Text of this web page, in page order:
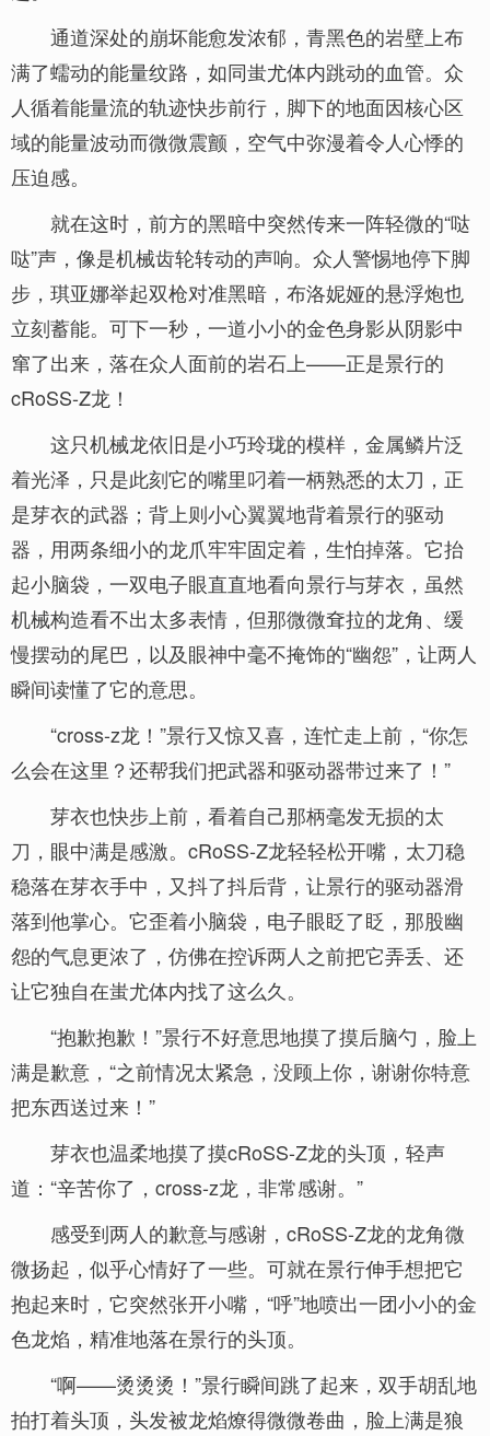
通道深处的崩坏能愈发浓郁，青黑色的岩壁上布
满了蠕动的能量纹路，如同蚩尤体内跳动的血管。众
人循着能量流的轨迹快步前行，脚下的地面因核心区
域的能量波动而微微震颤，空气中弥漫着令人心悸的
压迫感。
就在这时，前方的黑暗中突然传来一阵轻微的“哒
哒”声，像是机械齿轮转动的声响。众人警惕地停下脚
步，琪亚娜举起双枪对准黑暗，布洛妮娅的悬浮炮也
立刻蓄能。可下一秒，一道小小的金色身影从阴影中
窜了出来，落在众人面前的岩石上——正是景行的
cRoSS-Z龙！
这只机械龙依旧是小巧玲珑的模样，金属鳞片泛
着光泽，只是此刻它的嘴里叼着一柄熟悉的太刀，正
是芽衣的武器；背上则小心翼翼地背着景行的驱动
器，用两条细小的龙爪牢牢固定着，生怕掉落。它抬
起小脑袋，一双电子眼直直地看向景行与芽衣，虽然
机械构造看不出太多表情，但那微微耷拉的龙角、缓
慢摆动的尾巴，以及眼神中毫不掩饰的“幽怨”，让两人
瞬间读懂了它的意思。
“cross-z龙！”景行又惊又喜，连忙走上前，“你怎
么会在这里？还帮我们把武器和驱动器带过来了！”
芽衣也快步上前，看着自己那柄毫发无损的太
刀，眼中满是感激。cRoSS-Z龙轻轻松开嘴，太刀稳
稳落在芽衣手中，又抖了抖后背，让景行的驱动器滑
落到他掌心。它歪着小脑袋，电子眼眨了眨，那股幽
怨的气息更浓了，仿佛在控诉两人之前把它弄丢、还
让它独自在蚩尤体内找了这么久。
“抱歉抱歉！”景行不好意思地摸了摸后脑勺，脸上
满是歉意，“之前情况太紧急，没顾上你，谢谢你特意
把东西送过来！”
芽衣也温柔地摸了摸cRoSS-Z龙的头顶，轻声
道：“辛苦你了，cross-z龙，非常感谢。”
感受到两人的歉意与感谢，cRoSS-Z龙的龙角微
微扬起，似乎心情好了一些。可就在景行伸手想把它
抱起来时，它突然张开小嘴，“呼”地喷出一团小小的金
色龙焰，精准地落在景行的头顶。
“啊——烫烫烫！”景行瞬间跳了起来，双手胡乱地
拍打着头顶，头发被龙焰燎得微微卷曲，脸上满是狼